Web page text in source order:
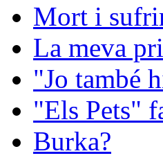
Mort i
La meva
"Jo també
"Els Pets"
Burka?